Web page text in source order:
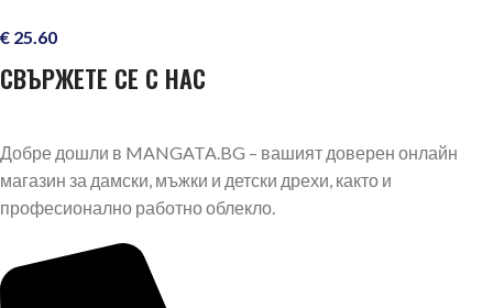
€ 25.60
СВЪРЖЕТЕ СЕ С НАС
Добре дошли в MANGATA.BG – вашият доверен онлайн
магазин за дамски, мъжки и детски дрехи, както и
професионално работно облекло.